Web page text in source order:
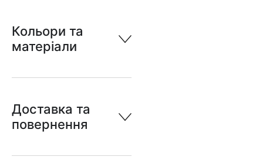
Кольори та
матеріали
Доставка та
повернення